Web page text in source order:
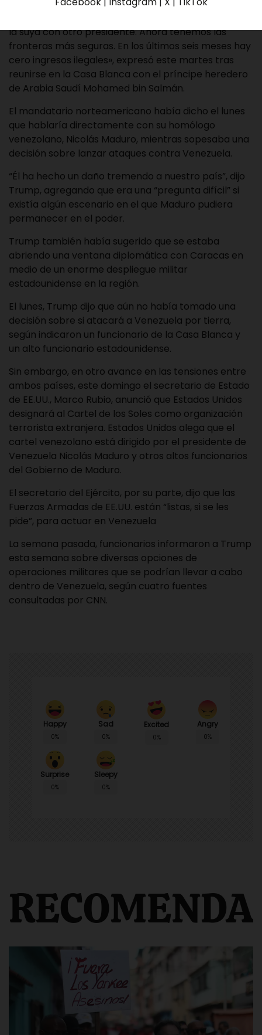
«Ellos vaciaron sus cárceles em EEUU y los estamos
la suya con otro presidente. Ahora tenemos las
fronteras más seguras. En los últimos seis meses hay
cero ingresos ilegales», expresó este martes tras
reunirse en la Casa Blanca con el príncipe heredero
de Arabia Saudí Mohamed bin Salmán.
El mandatario norteamericano había dicho el lunes
que hablaría directamente con su homólogo
venezolano, Nicolás Maduro, mientras sopesaba una
decisión sobre lanzar ataques contra Venezuela.
“Él ha hecho un daño tremendo a nuestro país”, dijo
Trump, agregando que era una “pregunta difícil” si
existía algún escenario en el que Maduro pudiera
permanecer en el poder.
Trump también había sugerido que se estaba
abriendo una ventana diplomática con Caracas en
medio de un enorme despliegue militar
estadounidense en la región.
El lunes, Trump dijo que aún no había tomado una
decisión sobre si atacará a Venezuela por tierra,
según indicaron un funcionario de la Casa Blanca y
un alto funcionario estadounidense.
Sin embargo, en otro avance en las tensiones entre
ambos países, este domingo el secretario de Estado
de EE.UU., Marco Rubio, anunció que Estados Unidos
designará al Cartel de los Soles como organización
terrorista extranjera. Estados Unidos alega que el
cartel venezolano está dirigido por el presidente de
Venezuela Nicolás Maduro y otros altos funcionarios
del Gobierno de Maduro.
El secretario del Ejército, por su parte, dijo que las
Fuerzas Armadas de EE.UU. están “listas, si se les
pide”, para actuar en Venezuela
La semana pasada, funcionarios informaron a Trump
esta semana sobre diversas opciones de
operaciones militares que se podrían llevar a cabo
dentro de Venezuela, según cuatro fuentes
consultadas por CNN.
Happy
0%
Sad
0%
Excited
0%
Angry
0%
Surprise
0%
Sleepy
0%